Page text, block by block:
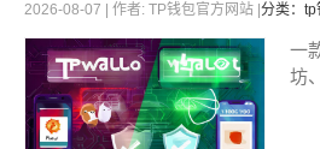
2026-08-07 | 作者: TP钱包官方网站 | 分类：
一
坊